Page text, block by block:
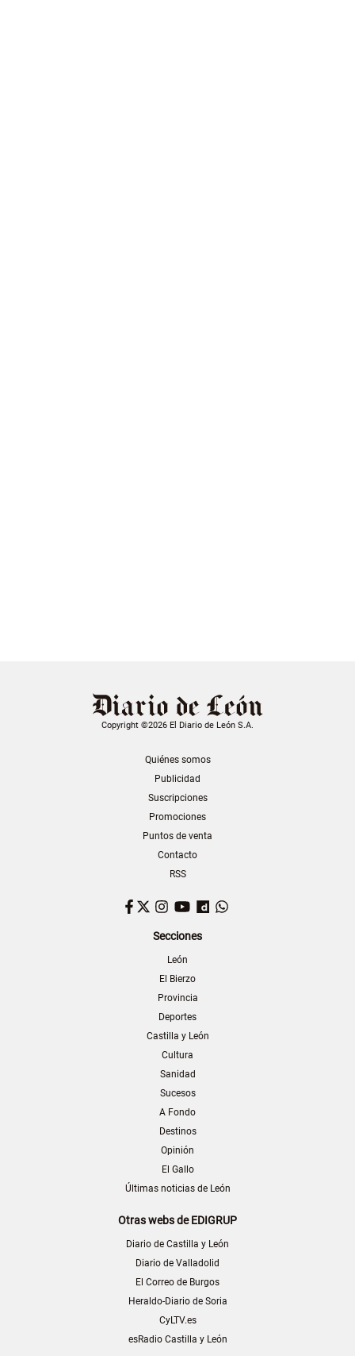
Copyright ©2026 El Diario de León S.A.
Quiénes somos
Publicidad
Suscripciones
Promociones
Puntos de venta
Contacto
RSS
Facebook
TwitterInstagram
YouTubeDailymotion
Secciones
León
El Bierzo
Provincia
Deportes
Castilla y León
Cultura
Sanidad
Sucesos
A Fondo
Destinos
Opinión
El Gallo
Últimas noticias de León
Otras webs de EDIGRUP
Diario de Castilla y León
Diario de Valladolid
El Correo de Burgos
Heraldo-Diario de Soria
CyLTV.es
esRadio Castilla y León